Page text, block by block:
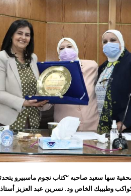
سها سعيد صاحبه “كتاب نجوم ماسبيرو
وطبيبك الخاص ود. نسرين عبد العزيز أستاذ